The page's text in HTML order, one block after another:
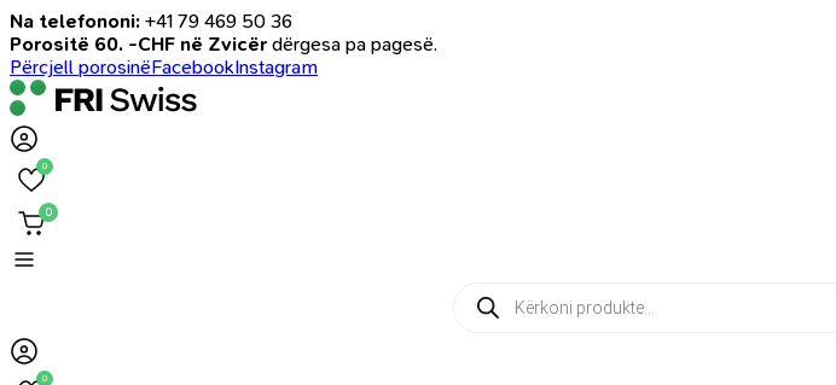
Na telefononi: +41 79 469 50 36
Porositë 60. -CHF në Zvicër dërgesa pa pagesë.
Përcjell porosinëFacebookInstagram
0
0
Products
search
0